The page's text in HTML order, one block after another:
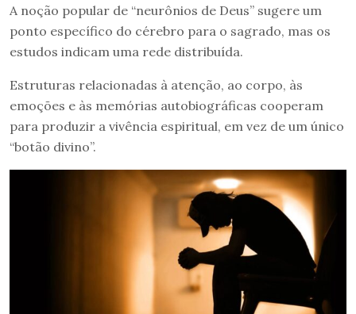
A noção popular de “neurônios de Deus” sugere um
ponto específico do cérebro para o sagrado, mas os
estudos indicam uma rede distribuída.
Estruturas relacionadas à atenção, ao corpo, às
emoções e às memórias autobiográficas cooperam
para produzir a vivência espiritual, em vez de um único
“botão divino”.